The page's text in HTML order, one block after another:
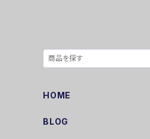
HOME
BLOG